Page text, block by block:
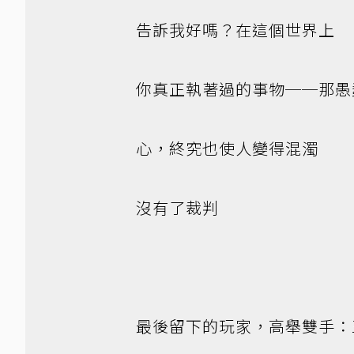
告訴我好嗎？在這個世界上
你真正執著過的事物──那愚
心，終究也使人變得混濁
沒有了裁判
最後留下的玩家，高舉雙手：